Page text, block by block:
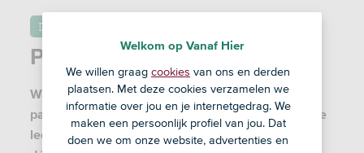
Partijpagina ChristenUnie
Duurzame kieswijzer
Waar staat de ChristenUnie voor? En hoe heeft de
partij gereageerd op onze duurzame stellingen? Je
leest het hieronder. Zo weet jij of de ChristenUnie
Welkom op Vanaf Hier
We willen graag cookies van ons en derden
plaatsen. Met deze cookies verzamelen we
informatie over jou en je internetgedrag. We
maken een persoonlijk profiel van jou. Dat
doen we om onze website, advertenties en